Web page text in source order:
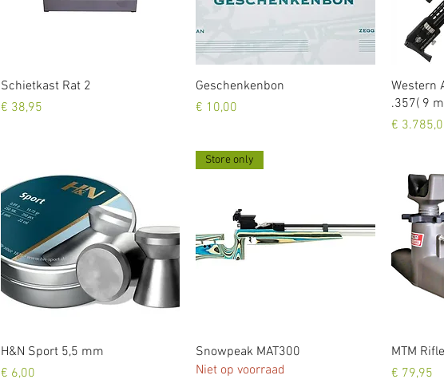
Snel overzicht
Schietkast Rat 2
Prijs
€ 38,95
Snel overzicht
Geschenkenbon
Prijs
€ 10,00
Western
.357( 9
Prijs
€
Snel overzicht
H&N Sport 5,5 mm
Prijs
€ 6,00
Snel overzicht
Store only
Snowpeak MAT300
Niet op voorraad
MTM
Prijs
€ 79,95